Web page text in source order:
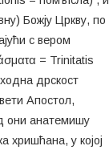
Божју Цркву, по
с вером
= Trinitatis
дрскост
Апостол,
они анатемишу
хришћана, у којој